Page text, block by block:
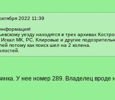
2022 11:39
уезду находятся в трех архивах
МК, РС, Клировые и другие
потому как поиск шел на 2 колена.
У нее номер 289. Владелец вроде